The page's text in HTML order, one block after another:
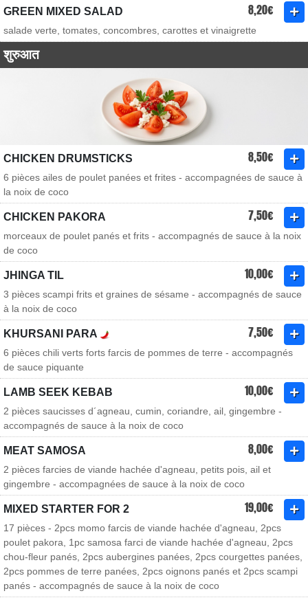
GREEN MIXED SALAD 8,20€
salade verte, tomates, concombres, carottes et vinaigrette
शुरुआत
CHICKEN DRUMSTICKS 8,50€
6 pièces ailes de poulet panées et frites - accompagnées de sauce à
la noix de coco
CHICKEN PAKORA 7,50€
morceaux de poulet panés et frits - accompagnés de sauce à la noix
de coco
JHINGA TIL 10,00€
3 pièces scampi frits et graines de sésame - accompagnés de sauce
à la noix de coco
KHURSANI PARA 7,50€
6 pièces chili verts forts farcis de pommes de terre - accompagnés
de sauce piquante
LAMB SEEK KEBAB 10,00€
2 pièces saucisses d´agneau, cumin, coriandre, ail, gingembre -
accompagnés de sauce à la noix de coco
MEAT SAMOSA 8,00€
2 pièces farcies de viande hachée d'agneau, petits pois, ail et
gingembre - accompagnées de sauce à la noix de coco
MIXED STARTER FOR 2 19,00€
17 pièces - 2pcs momo farcis de viande hachée d'agneau, 2pcs
poulet pakora, 1pc samosa farci de viande hachée d'agneau, 2pcs
chou-fleur panés, 2pcs aubergines panées, 2pcs courgettes panées,
2pcs pommes de terre panées, 2pcs oignons panés et 2pcs scampi
panés - accompagnés de sauce à la noix de coco